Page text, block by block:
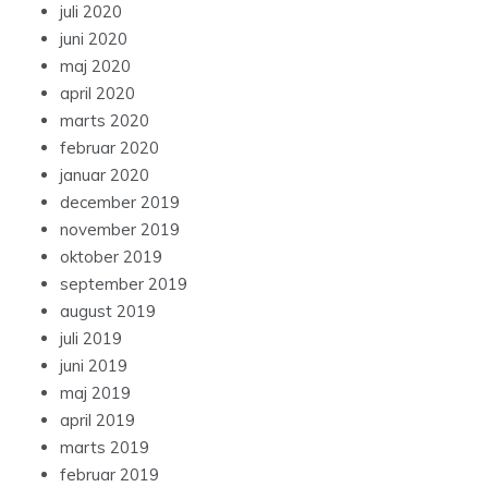
juli 2020
juni 2020
maj 2020
april 2020
marts 2020
februar 2020
januar 2020
december 2019
november 2019
oktober 2019
september 2019
august 2019
juli 2019
juni 2019
maj 2019
april 2019
marts 2019
februar 2019